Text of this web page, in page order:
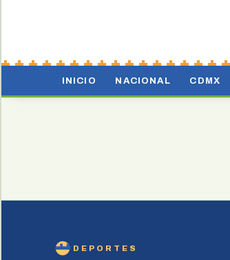
INICIO NACIONAL CDMX
DEPORTES